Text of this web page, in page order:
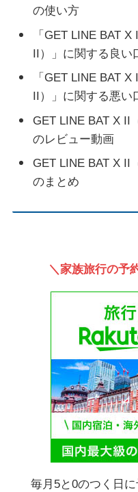
の使い方
「GET LINE BAT
II）」に関する良い
「GET LINE BAT
II）」に関する悪い
GET LINE BAT X II
のレビュー動画
GET LINE BAT X II
のまとめ
＼家族旅行の予
毎月5と0のつく日